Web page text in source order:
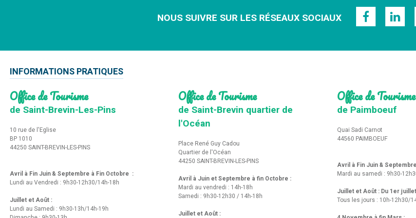
NOUS SUIVRE SUR LES RÉSEAUX SOCIAUX
INFORMATIONS PRATIQUES
Office de Tourisme
de Saint-Brevin-Les-Pins
10 rue de l'Eglise
BP 1010
44250 SAINT-BREVIN-LES-PINS
Avril à Fin Juin & Septembre à Fin Octobre :
Lundi au Vendredi : 9h30-12h30/14h-18h
Juillet et Août :
Lundi au Samedi : 9h30-13h/14h-19h
Office de Tourisme
de Saint-Brevin quartier de
l'Océan
Place René Guy Cadou
Quartier de l'Océan
44250 SAINT-BREVIN-LES-PINS
Avril à Juin et Septembre à fin Octobre :
Mardi au vendredi : 14h-18h
Samedi : 9h30-12h30 / 14h-18h
Juillet et Août :
Office de Tourisme
de Paimboeuf
Quai Sadi Carnot
44560 PAIMBOEUF
Avril à Fin Juin &
Mardi au samedi : 9h30-
Juillet et Août : Du 1er
Tous les jours : 10h-12h30/